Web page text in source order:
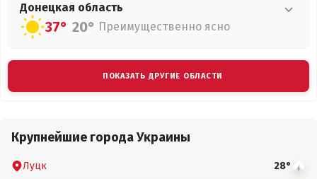
Донецкая область
37° 20° Преимущественно ясно
ПОКАЗАТЬ ДРУГИЕ ОБЛАСТИ
Крупнейшие города Украины
Луцк 28°